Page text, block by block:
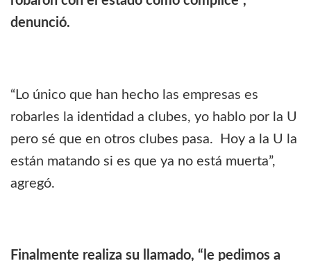
denunció.
“Lo único que han hecho las empresas es
robarles la identidad a clubes, yo hablo por la U
pero sé que en otros clubes pasa. Hoy a la U la
están matando si es que ya no está muerta”,
agregó.
Finalmente realiza su llamado, “le pedimos a